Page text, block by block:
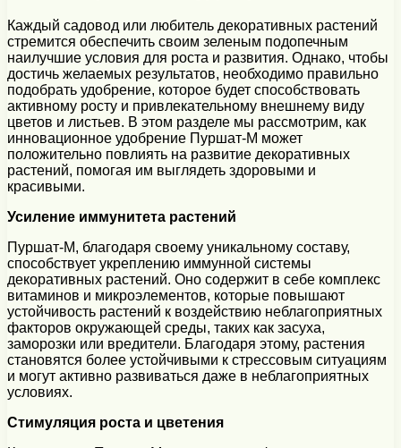
Каждый садовод или любитель декоративных растений
стремится обеспечить своим зеленым подопечным
наилучшие условия для роста и развития. Однако, чтобы
достичь желаемых результатов, необходимо правильно
подобрать удобрение, которое будет способствовать
активному росту и привлекательному внешнему виду
цветов и листьев. В этом разделе мы рассмотрим, как
инновационное удобрение Пуршат-М может
положительно повлиять на развитие декоративных
растений, помогая им выглядеть здоровыми и
красивыми.
Усиление иммунитета растений
Пуршат-М, благодаря своему уникальному составу,
способствует укреплению иммунной системы
декоративных растений. Оно содержит в себе комплекс
витаминов и микроэлементов, которые повышают
устойчивость растений к воздействию неблагоприятных
факторов окружающей среды, таких как засуха,
заморозки или вредители. Благодаря этому, растения
становятся более устойчивыми к стрессовым ситуациям
и могут активно развиваться даже в неблагоприятных
условиях.
Стимуляция роста и цветения